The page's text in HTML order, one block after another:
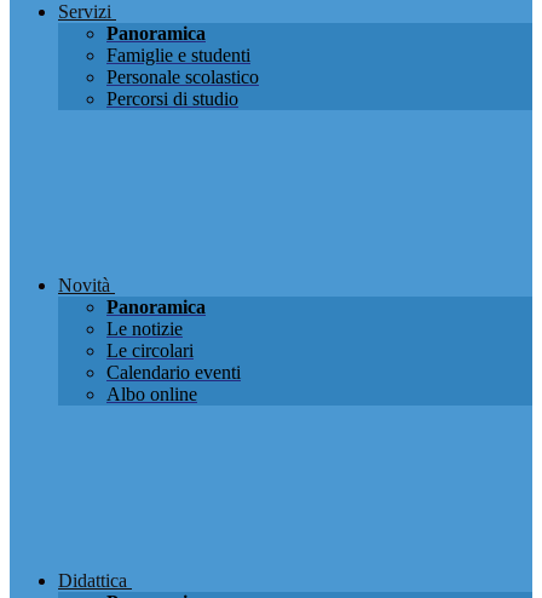
Servizi
Panoramica
Famiglie e studenti
Personale scolastico
Percorsi di studio
Novità
Panoramica
Le notizie
Le circolari
Calendario eventi
Albo online
Didattica